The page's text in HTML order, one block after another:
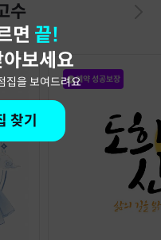
면 끝!
보세요
집을 보여드려요
찾기
수
예약 성공보장